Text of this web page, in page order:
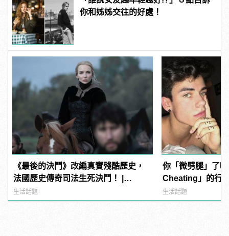
你和姊姊交往的好處！
《最後的決鬥》改編真實殘酷歷史，
法國歷史傳奇司法生死決鬥！ |
manfashion這樣變型男
生活話題
你「微劈腿」了
Cheating」的行
找藉口
生活話題